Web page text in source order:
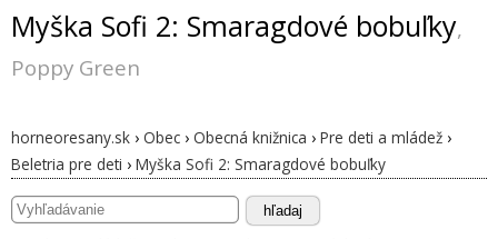
Myška Sofi 2: Smaragdové bobuľky,
Poppy Green
horneoresany.sk › Obec › Obecná knižnica › Pre deti a mládež ›
Beletria pre deti › Myška Sofi 2: Smaragdové bobuľky
hľadaj